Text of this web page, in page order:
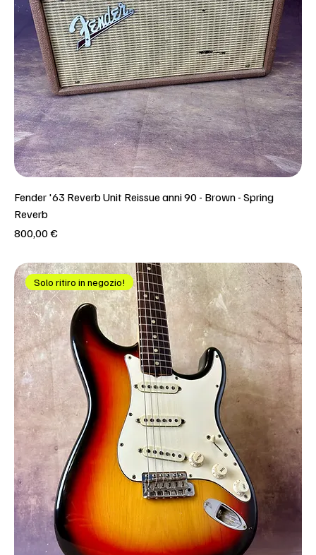
Fender '63 Reverb Unit Reissue anni 90 - Brown - Spring
Reverb
Prezzo
800,00 €
Solo ritiro in negozio!